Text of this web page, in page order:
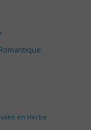
en Herbe